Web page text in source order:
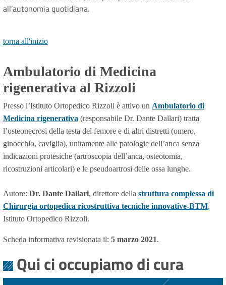
all’autonomia quotidiana.
torna all'inizio
Ambulatorio di Medicina
rigenerativa al Rizzoli
Presso l’Istituto Ortopedico Rizzoli è attivo un Ambulatorio di
Medicina rigenerativa (responsabile Dr. Dante Dallari) tratta
l’osteonecrosi della testa del femore e di altri distretti (omero,
ginocchio, caviglia), unitamente alle patologie dell’anca senza
indicazioni protesiche (artroscopia dell’anca, osteotomia,
ricostruzioni articolari) e le pseudoartrosi delle ossa lunghe.
Autore: Dr. Dante Dallari, direttore della struttura complessa di
Chirurgia ortopedica ricostruttiva tecniche innovative-BTM,
Istituto Ortopedico Rizzoli.
Scheda informativa revisionata il: 5 marzo 2021.
Qui ci occupiamo di cura